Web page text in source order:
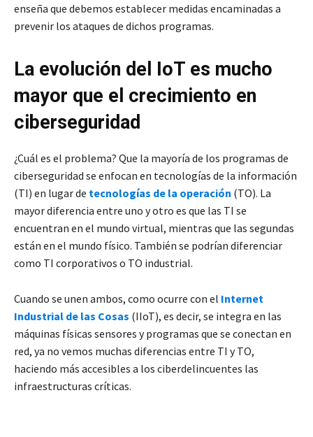
enseña que debemos establecer medidas encaminadas a
prevenir los ataques de dichos programas.
La evolución del IoT es mucho
mayor que el crecimiento en
ciberseguridad
¿Cuál es el problema? Que la mayoría de los programas de
ciberseguridad se enfocan en tecnologías de la información
(TI) en lugar de tecnologías de la operación (TO). La
mayor diferencia entre uno y otro es que las TI se
encuentran en el mundo virtual, mientras que las segundas
están en el mundo físico. También se podrían diferenciar
como TI corporativos o TO industrial.
Cuando se unen ambos, como ocurre con el Internet
Industrial de las Cosas (IIoT), es decir, se integra en las
máquinas físicas sensores y programas que se conectan en
red, ya no vemos muchas diferencias entre TI y TO,
haciendo más accesibles a los ciberdelincuentes las
infraestructuras críticas.